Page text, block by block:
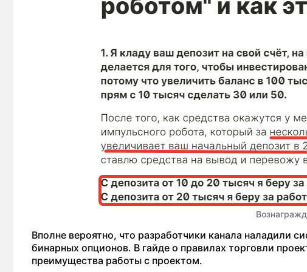
Вполне вероятно, что разработчики канала наладили
бинарных опционов. В гайде о правилах торговли
преимущества работы с проектом.